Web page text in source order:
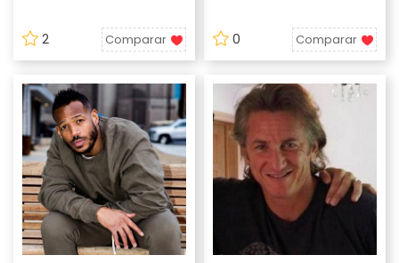
2 Comparar 0 Comparar